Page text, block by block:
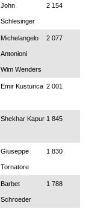
John
Schlesinger
2 154
Michelangelo
Antonioni
Wim Wenders
2 077
Emir Kusturica 2 001
Shekhar Kapur 1 845
Giuseppe
Tornatore
1 830
Barbet
Schroeder
1 788